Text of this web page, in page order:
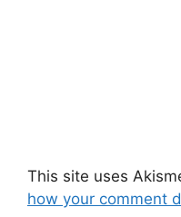
This site uses
how your comment